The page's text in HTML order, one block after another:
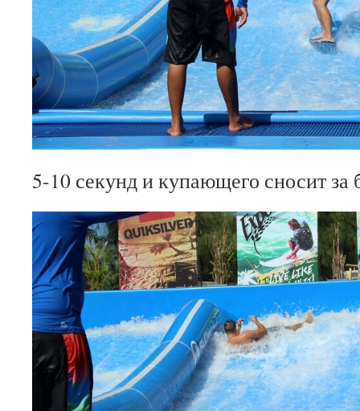
5-10 секунд и купающего сносит за